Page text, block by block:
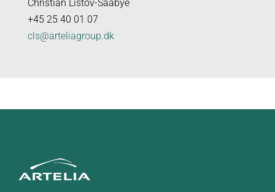
Christian Listov-Saabye
+45 25 40 01 07
cls@arteliagroup.dk